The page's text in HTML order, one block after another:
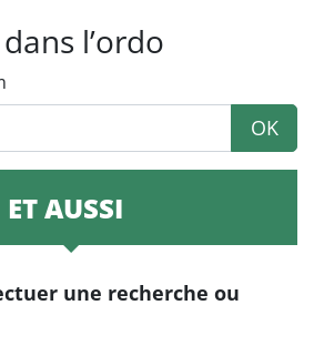
l’ordo
OK
ET AUSSI
une recherche ou